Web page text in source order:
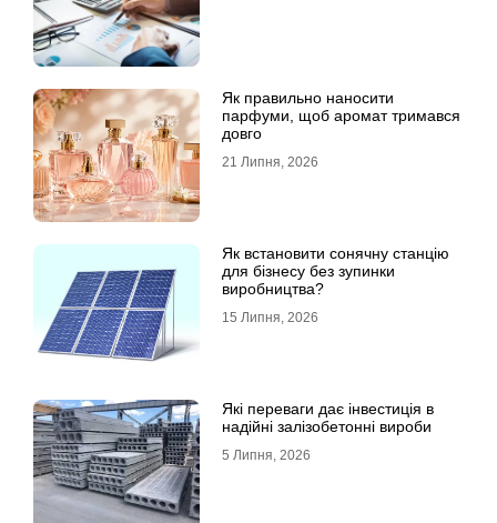
Як правильно наносити
парфуми, щоб аромат тримався
довго
21 Липня, 2026
Як встановити сонячну станцію
для бізнесу без зупинки
виробництва?
15 Липня, 2026
Які переваги дає інвестиція в
надійні залізобетонні вироби
5 Липня, 2026